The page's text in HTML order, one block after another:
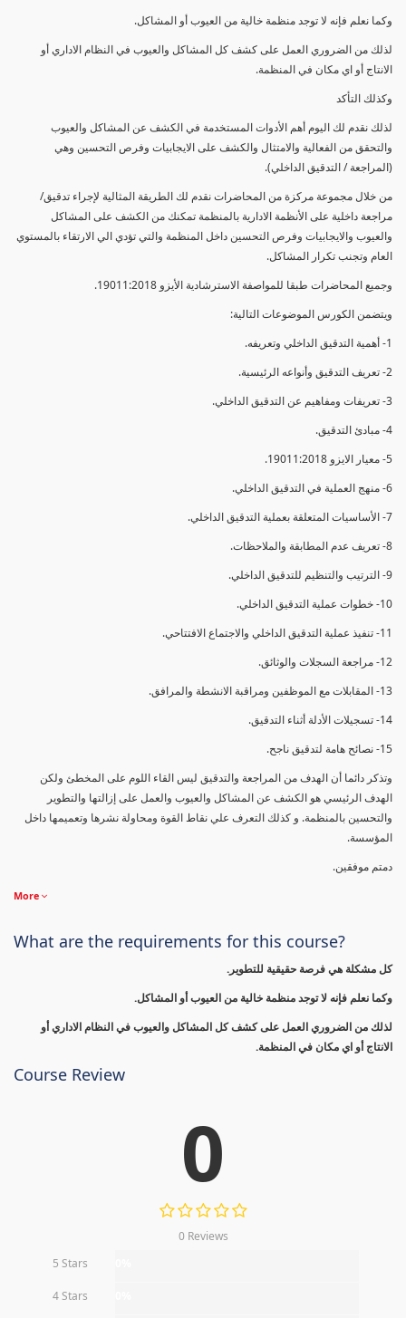
وكما نعلم فإنه لا توجد منظمة خالية من العيوب أو المشاكل.
لذلك من الضروري العمل على كشف كل المشاكل والعيوب في النظام الاداري أو
الانتاج أو اي مكان في المنظمة.
وكذلك التأكد
لذلك نقدم لك اليوم أهم الأدوات المستخدمة في الكشف عن المشاكل والعيوب
والتحقق من الفعالية والامتثال والكشف على الايجابيات وفرص التحسين وهي
(المراجعة / التدقيق الداخلي).
من خلال مجموعة مركزة من المحاضرات نقدم لك الطريقة المثالية لإجراء تدقيق/
مراجعة داخلية على الأنظمة الادارية بالمنظمة تمكنك من الكشف على المشاكل
والعيوب والايجابيات وفرص التحسين داخل المنظمة والتي تؤدي الي الارتقاء بالمستوي
العام وتجنب تكرار المشاكل.
وجميع المحاضرات طبقا للمواصفة الاسترشادية الأيزو 19011:2018.
ويتضمن الكورس الموضوعات التالية:
1- أهمية التدقيق الداخلي وتعريفه.
2- تعريف التدقيق وأنواعه الرئيسية.
3- تعريفات ومفاهيم عن التدقيق الداخلي.
4- مبادئ التدقيق.
5- معيار الايزو 19011:2018.
6- منهج العملية في التدقيق الداخلي.
7- الأساسيات المتعلقة بعملية التدقيق الداخلي.
8- تعريف عدم المطابقة والملاحظات.
9- الترتيب والتنظيم للتدقيق الداخلي.
10- خطوات عملية التدقيق الداخلي.
11- تنفيذ عملية التدقيق الداخلي والاجتماع الافتتاحي.
12- مراجعة السجلات والوثائق.
13- المقابلات مع الموظفين ومراقبة الانشطة والمرافق.
14- تسجيلات الأدلة أثناء التدقيق.
15- نصائح هامة لتدقيق ناجح.
وتذكر دائما أن الهدف من المراجعة والتدقيق ليس القاء اللوم على المخطئ ولكن
الهدف الرئيسي هو الكشف عن المشاكل والعيوب والعمل على إزالتها والتطوير
والتحسين بالمنظمة. و كذلك التعرف علي نقاط القوة ومحاولة نشرها وتعميمها داخل
المؤسسة.
دمتم موفقين.
More
What are the requirements for this course?
كل مشكلة هي فرصة حقيقية للتطوير.
وكما نعلم فإنه لا توجد منظمة خالية من العيوب أو المشاكل.
لذلك من الضروري العمل على كشف كل المشاكل والعيوب في النظام الاداري أو
الانتاج أو اي مكان في المنظمة.
Course Review
0
0 Reviews
5 Stars
4 Stars